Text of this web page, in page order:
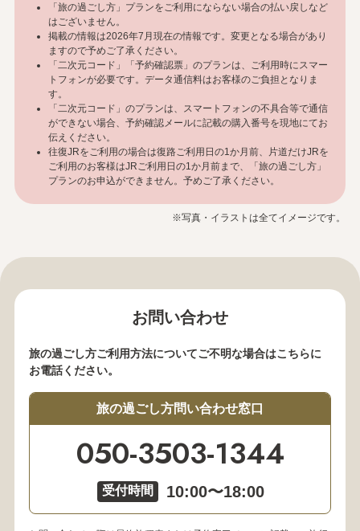
「旅の過ごし方」プランをご利用にならない場合の払い戻しなど
はございません。
掲載の情報は2026年7月現在の情報です。変更となる場合があり
ますので予めご了承ください。
「二次元コード」「予約確認票」のプランは、ご利用時にスマー
トフォンが必要です。データ通信料はお客様のご負担となりま
す。
「二次元コード」のプランは、スマートフォンの不具合等で通信
ができない場合、予約確認メールに記載の購入番号を現地にてお
伝えください。
往復JRをご利用の場合は復路ご利用日の1か月前、片道だけJRを
ご利用のお客様はJRご利用日の1か月前まで、「旅の過ごし方」
プランのお申込ができません。予めご了承ください。
※写真・イラストは全てイメージです。
お問い合わせ
旅の過ごし方ご利用方法についてご不明な場合はこちらに
お電話ください。
旅の過ごし方問い合わせ窓口
050-3503-1344
受付時間 10:00〜18:00